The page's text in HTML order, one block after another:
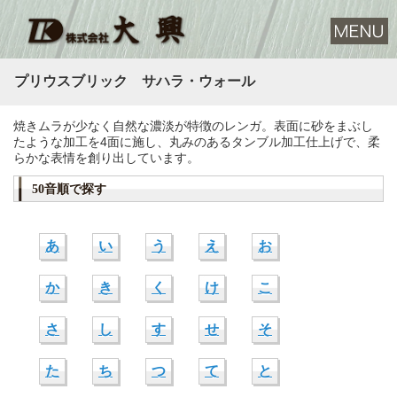
プリウスブリック サハラ・ウォール
焼きムラが少なく自然な濃淡が特徴のレンガ。表面に砂をまぶし
たような加工を4面に施し、丸みのあるタンブル加工仕上げで、柔
らかな表情を創り出しています。
50音順で探す
あ い う え お
か き く け こ
さ し す せ そ
た ち つ て と